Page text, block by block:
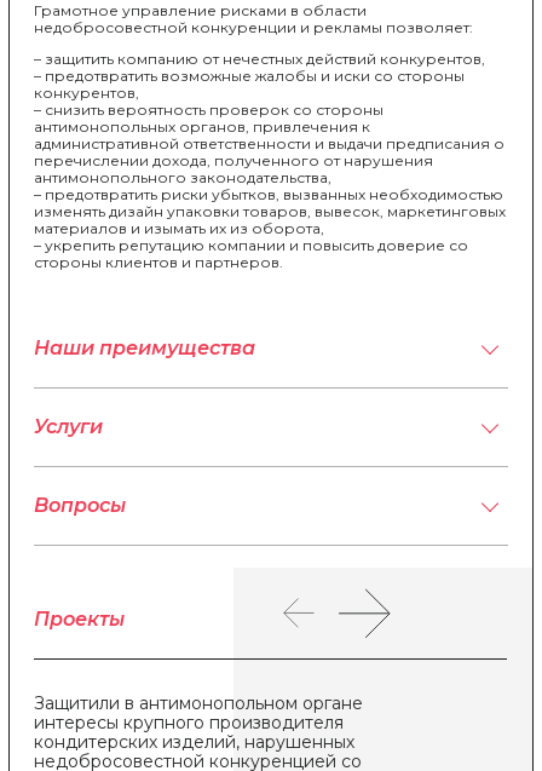
Грамотное управление рисками в области
недобросовестной конкуренции и рекламы позволяет:
– защитить компанию от нечестных действий конкурентов,
– предотвратить возможные жалобы и иски со стороны
конкурентов,
– снизить вероятность проверок со стороны
антимонопольных органов, привлечения к
административной ответственности и выдачи предписания о
перечислении дохода, полученного от нарушения
антимонопольного законодательства,
– предотвратить риски убытков, вызванных необходимостью
изменять дизайн упаковки товаров, вывесок, маркетинговых
материалов и изымать их из оборота,
– укрепить репутацию компании и повысить доверие со
стороны клиентов и партнеров.
Наши преимущества
Услуги
Вопросы
Проекты
Защитили в антимонопольном органе
интересы крупного производителя
кондитерских изделий, нарушенных
недобросовестной конкуренцией со